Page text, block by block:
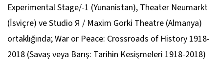
Experimental Stage/-1 (Yunanistan), Theater Neumarkt
(İsviçre) ve Studio Я / Maxim Gorki Theatre (Almanya)
ortaklığında; War or Peace: Crossroads of History 1918-
2018 (Savaş veya Barış: Tarihin Kesişmeleri 1918-2018)